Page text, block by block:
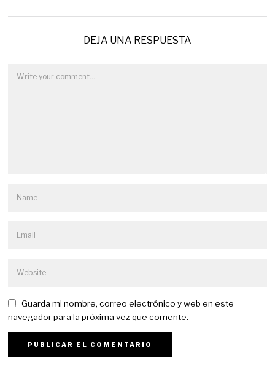
DEJA UNA RESPUESTA
Guarda mi nombre, correo electrónico y web en este
navegador para la próxima vez que comente.